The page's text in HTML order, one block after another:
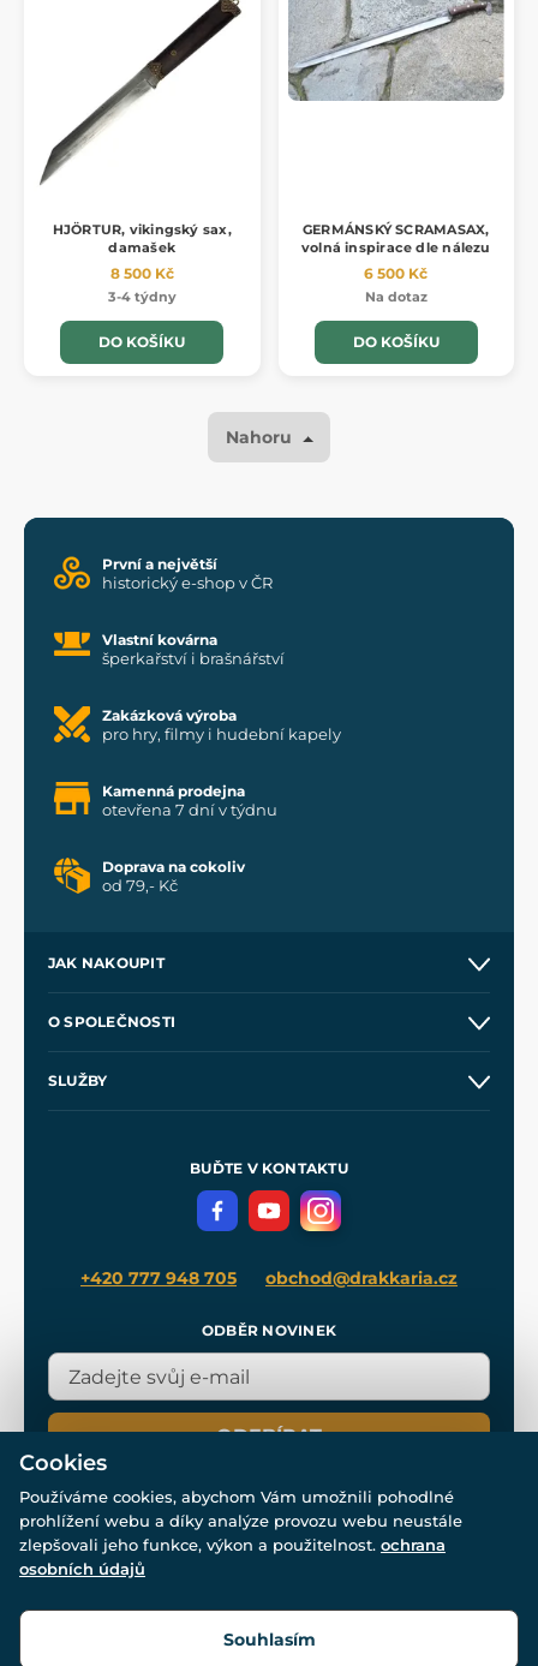
HJÖRTUR, vikingský sax,
damašek
8 500 Kč
3-4 týdny
DO KOŠÍKU
GERMÁNSKÝ SCRAMASAX,
volná inspirace dle nálezu
6 500 Kč
Na dotaz
DO KOŠÍKU
Nahoru
První a největší
historický e-shop v ČR
Vlastní kovárna
šperkařství i brašnářství
Zakázková výroba
pro hry, filmy i hudební kapely
Kamenná prodejna
otevřena 7 dní v týdnu
Doprava na cokoliv
od 79,- Kč
JAK NAKOUPIT
Velkoobchod
O SPOLEČNOSTI
SLUŽBY
Meče pro Kingdom Come
BUĎTE V KONTAKTU
+420 777 948 705 obchod@drakkaria.cz
ODBĚR NOVINEK
ODEBÍRAT
© Všechna práva vyhrazena. www.drakkaria.cz 2007-2026.
Cookies
Používáme cookies, abychom Vám umožnili pohodlné
prohlížení webu a díky analýze provozu webu neustále
zlepšovali jeho funkce, výkon a použitelnost. ochrana
osobních údajů
Souhlasím